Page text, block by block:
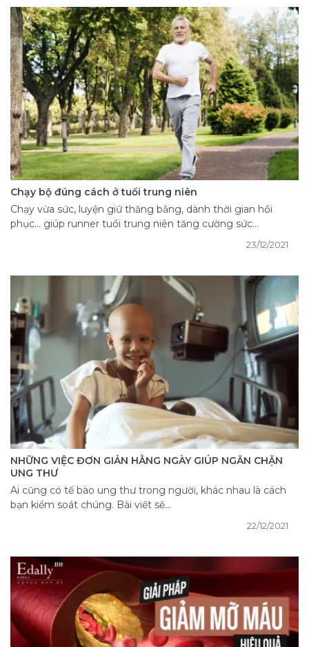
Chạy bộ đúng cách ở tuổi trung niên
Chạy vừa sức, luyện giữ thăng bằng, dành thời gian hồi
phục… giúp runner tuổi trung niên tăng cường sức...
23/12/2021
NHỮNG VIỆC ĐƠN GIẢN HẰNG NGÀY GIÚP NGĂN CHẶN
UNG THƯ
Ai cũng có tế bào ung thư trong người, khác nhau là cách
bạn kiểm soát chúng. Bài viết sẽ...
22/12/2021